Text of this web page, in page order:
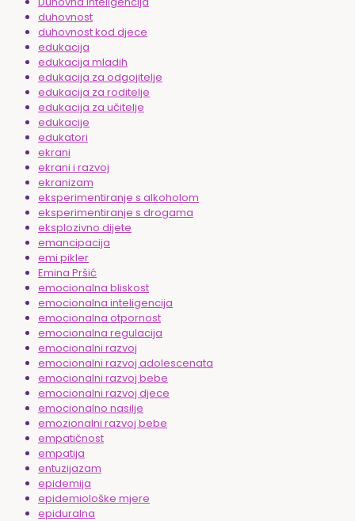
duhovnost
duhovnost kod djece
edukacija
edukacija mladih
edukacija za odgojitelje
edukacija za roditelje
edukacija za učitelje
edukacije
edukatori
ekrani
ekrani i razvoj
ekranizam
eksperimentiranje s alkoholom
eksperimentiranje s drogama
eksplozivno dijete
emancipacija
emi pikler
Emina Pršić
emocionalna bliskost
emocionalna inteligencija
emocionalna otpornost
emocionalna regulacija
emocionalni razvoj
emocionalni razvoj adolescenata
emocionalni razvoj bebe
emocionalni razvoj djece
emocionalno nasilje
emozionalni razvoj bebe
empatičnost
empatija
entuzijazam
epidemija
epidemiološke mjere
epiduralna